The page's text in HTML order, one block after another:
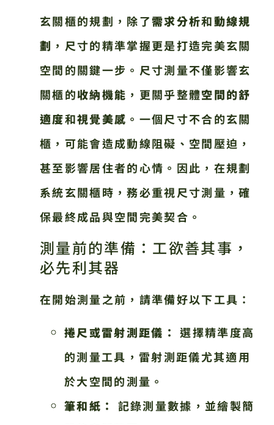
玄關櫃的規劃，除了需求分析和動線規
劃 ，尺寸的精準掌握更是打造完美玄關
空間的關鍵一步。尺寸測量不僅影響玄
關櫃的收納機能 ，更關乎整體空間的舒
適度和視覺美感 。一個尺寸不合的玄關
櫃，可能會造成動線阻礙、空間壓迫，
甚至影響居住者的心情。因此，在規劃
系統玄關櫃時，務必重視尺寸測量，確
保最終成品與空間完美契合。
測量前的準備：工欲善其事，
必先利其器
在開始測量之前，請準備好以下工具：
捲尺或雷射測距儀： 選擇精準度高
的測量工具，雷射測距儀尤其適用
於大空間的測量。
筆和紙：
記錄測量數據，並繪製簡